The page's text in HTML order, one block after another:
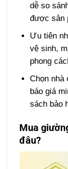
dễ so
được sản
Ưu tiên
vệ sinh,
phong
Chọn nhà
báo giá
sách bảo
Mua
đâu?